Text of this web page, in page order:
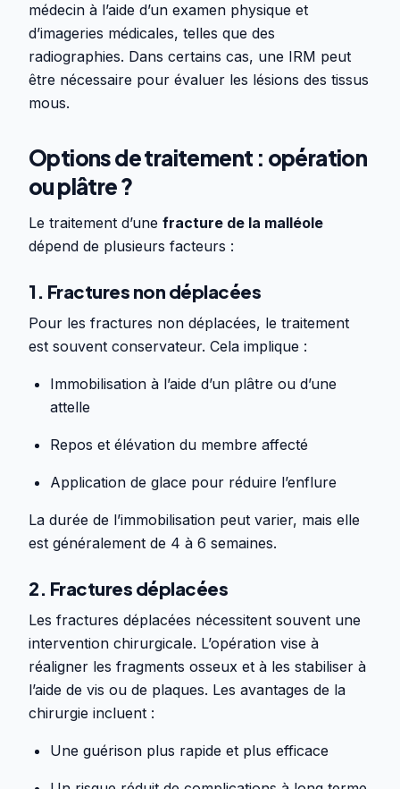
médecin à l’aide d’un examen physique et
d’imageries médicales, telles que des
radiographies. Dans certains cas, une IRM peut
être nécessaire pour évaluer les lésions des tissus
mous.
Options de traitement : opération
ou plâtre ?
Le traitement d’une fracture de la malléole
dépend de plusieurs facteurs :
1. Fractures non déplacées
Pour les fractures non déplacées, le traitement
est souvent conservateur. Cela implique :
Immobilisation à l’aide d’un plâtre ou d’une
attelle
Repos et élévation du membre affecté
Application de glace pour réduire l’enflure
La durée de l’immobilisation peut varier, mais elle
est généralement de 4 à 6 semaines.
2. Fractures déplacées
Les fractures déplacées nécessitent souvent une
intervention chirurgicale. L’opération vise à
réaligner les fragments osseux et à les stabiliser à
l’aide de vis ou de plaques. Les avantages de la
chirurgie incluent :
Une guérison plus rapide et plus efficace